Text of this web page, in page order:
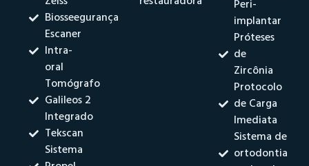
Biosseegurança
Escaner
Intra-
oral
Tomógrafo
Galileos 2
Integrado
Tekscan
Sistema
Peri-
implantar
Próteses
de
Zircônia
Protocolo
de Carga
Imediata
Sistema de
ortodontia